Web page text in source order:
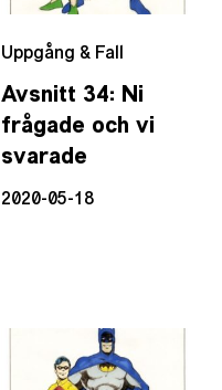
Uppgång & Fall
Avsnitt 34: Ni
frågade och vi
svarade
2020-05-18